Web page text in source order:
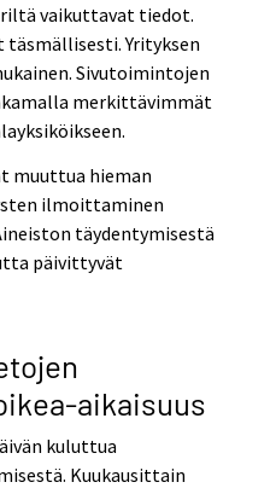
vaikuttavat tiedot.
Yrityksen
Sivutoimintojen
merkittävimmät
muuttua hieman
ilmoittaminen
täydentymisestä
päivittyvät
aikaisuus
kuluttua
Kuukausittain